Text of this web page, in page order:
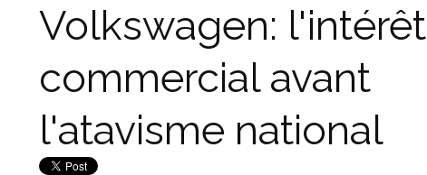
Volkswagen: l'intérêt
commercial avant
l'atavisme national